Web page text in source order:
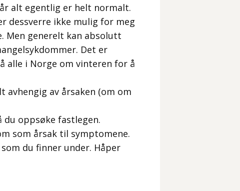
alt egentlig er helt normalt.
dessverre ikke mulig for meg
Men generelt kan absolutt
Det er
alle i Norge om vinteren for å
avhengig av årsaken (om om
oppsøke fastlegen.
som årsak til symptomene.
du finner under. Håper